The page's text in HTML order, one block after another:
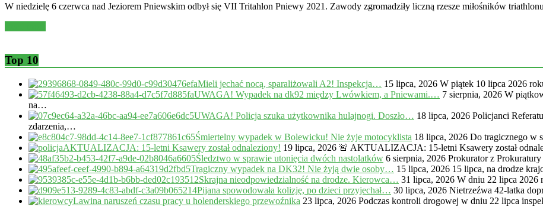
W niedzielę 6 czerwca nad Jeziorem Pniewskim odbył się VII Tritahlon Pniewy 2021. Zawody zgromadziły liczną rzesze miłośników
Top 10
Mieli jechać nocą, sparaliżowali A2! Inspekcja… 15 lipca, 2026 W piątek 10 lipca 2026
UWAGA! Wypadek na dk92 między Lwówkiem, a Pniewami.… 7 sierpnia, 2026 W
na…
UWAGA! Policja szuka użytkownika hulajnogi. Doszło… 18 lipca, 2026 Policjanci
zdarzenia,…
Śmiertelny wypadek w Bolewicku! Nie żyje motocyklista 18 lipca, 2026 Do tragicznego w
AKTUALIZACJA: 15-letni Ksawery został odnaleziony! 19 lipca, 2026 🚨 AKTUALIZACJA: 15-letni Ksawery został
Śledztwo w sprawie utonięcia dwóch nastolatków 6 sierpnia, 2026 Prokurator z
Tragiczny wypadek na DK32! Nie żyją dwie osoby… 15 lipca, 2026 15 lipca, na drodze
Skrajna nieodpowiedzialność na drodze. Kierowca… 31 lipca, 2026 W dniu 22 lipca
Pijana spowodowała kolizję, po dzieci przyjechał… 30 lipca, 2026 Nietrzeźwa 42-latka
Lawina naruszeń czasu pracy u holenderskiego przewoźnika 23 lipca, 2026 Podczas kontroli drogowej w dniu 22 lipca